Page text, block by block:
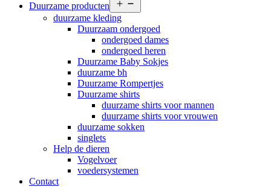
Duurzame producten
menu
duurzame kleding
Duurzaam ondergoed
ondergoed dames
ondergoed heren
Duurzame Baby Sokjes
duurzame bh
Duurzame Rompertjes
Duurzame shirts
duurzame shirts voor mannen
duurzame shirts voor vrouwen
duurzame sokken
singlets
Help de dieren
Vogelvoer
voedersystemen
Contact